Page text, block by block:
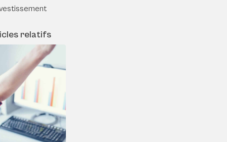
relatifs